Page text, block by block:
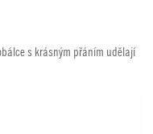
s krásným přáním udělají